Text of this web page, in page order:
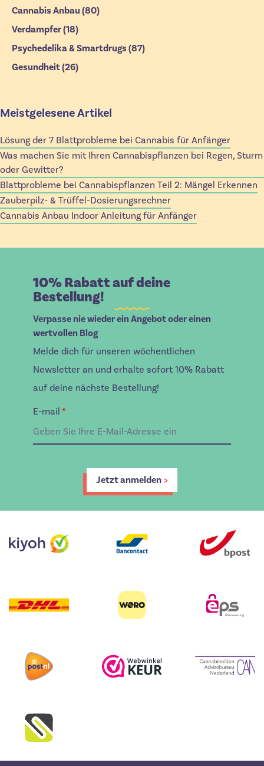
Cannabis Anbau (80)
Verdampfer(18)
Psychedelika & Smartdrugs (87)
Gesundheit(26)
Meistgelesene Artikel
Lösung der 7 Blattprobleme bei Cannabis für Anfänger
Was machen Sie mit Ihren Cannabispflanzen bei Regen, Sturm
oder Gewitter?
Blattprobleme bei Cannabispflanzen Teil 2: Mängel Erkennen
Zauberpilz- & Trüffel-Dosierungsrechner
Cannabis Anbau Indoor Anleitung für Anfänger
10% Rabatt auf deine
Bestellung!
Verpasse nie wieder ein Angebot oder einen
wertvollen Blog
Melde dich für unseren wöchentlichen
Newsletter an und erhalte sofort 10% Rabatt
auf deine nächste Bestellung!
E-mail *
Jetzt anmelden >